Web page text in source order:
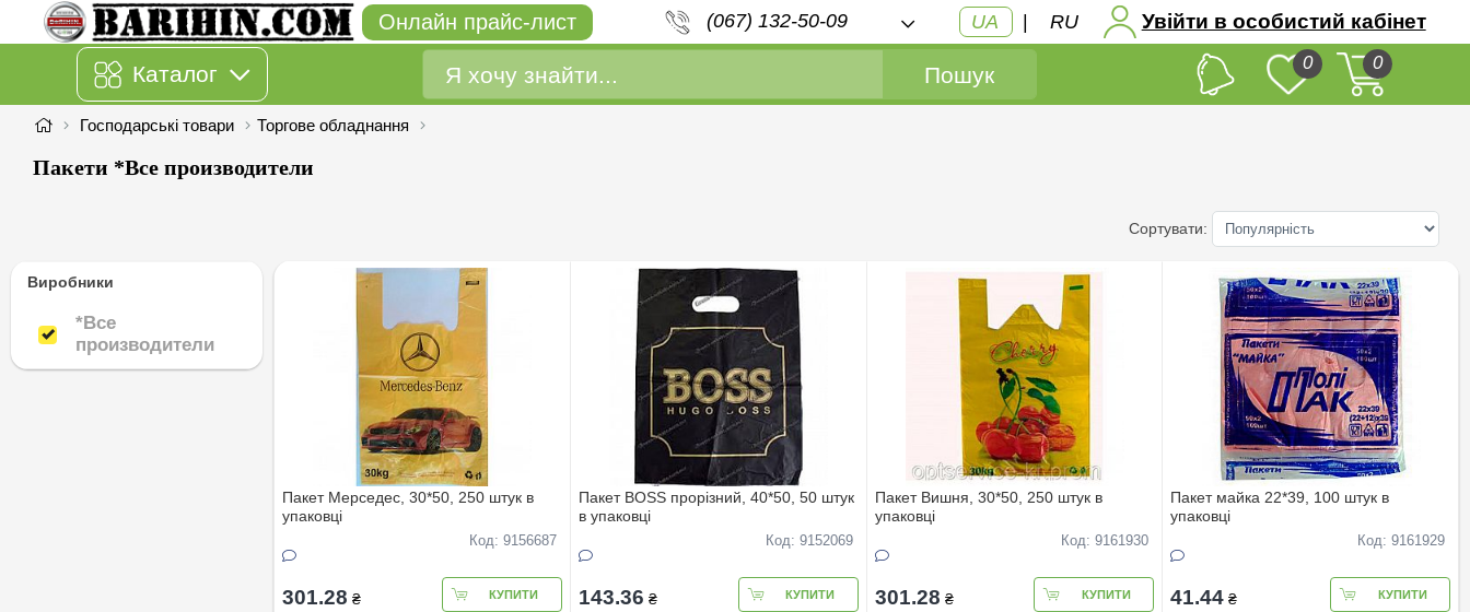
Онлайн прайс-лист (067) 132-50-09 UA | RU Увійти в особистий кабінет
Каталог Пошук 0 0
Господарські товари Торгове обладнання
Пакети *Все производители
Сортувати:
Виробники
*Все
производители
*Все производители
Пакет Мерседес, 30*50, 250 штук в
упаковці
Код: 9156687
301.28 ₴ КУПИТИ
Пакет BOSS прорізний, 40*50, 50 штук
в упаковці
Код: 9152069
143.36 ₴ КУПИТИ
Пакет Вишня, 30*50, 250 штук в
упаковці
Код: 9161930
301.28 ₴ КУПИТИ
Пакет майка 22*39, 100 штук в
упаковці
Код: 9161929
41.44 ₴ КУПИТИ